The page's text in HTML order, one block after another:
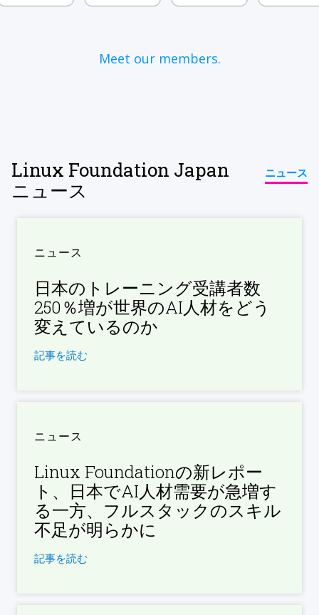
Meet our members.
Linux Foundation Japan
ニュース
ニュース
ニュース
日本のトレーニング受講者数
250％増が世界のAI人材をどう
変えているのか
記事を読む
ニュース
Linux Foundationの新レポー
ト、日本でAI人材需要が急増す
る一方、フルスタックのスキル
不足が明らかに
記事を読む